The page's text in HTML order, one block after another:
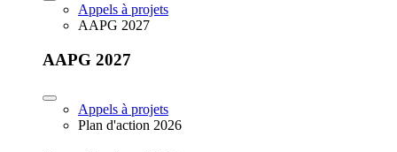
Appels à projets
AAPG 2027
AAPG 2027
Appels à projets
Plan d'action 2026